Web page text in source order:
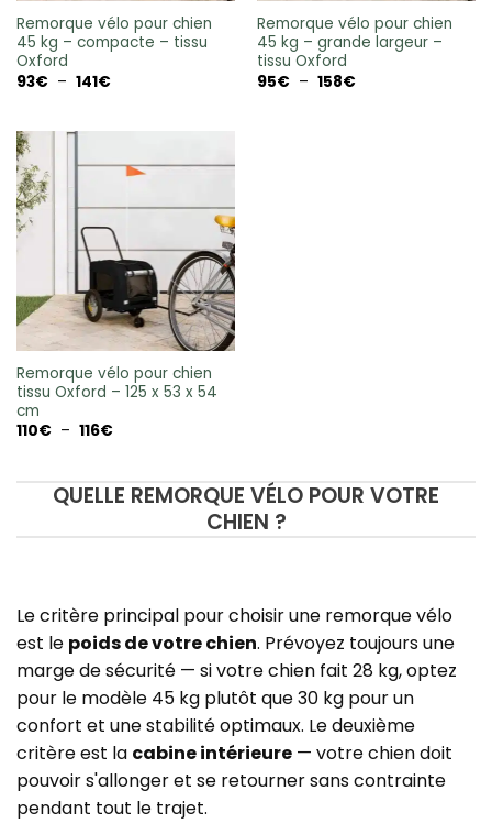
Remorque vélo pour chien
45 kg – compacte – tissu
Oxford
93€ – 141€Plage
Remorque vélo pour chien
45 kg – grande largeur –
tissu Oxford
95€ – 158€Plage
Remorque vélo pour chien
tissu Oxford – 125 x 53 x 54
cm
110€ – 116€Plage
à
116€
QUELLE REMORQUE VÉLO POUR VOTRE
CHIEN ?
Le critère principal pour choisir une remorque vélo
est le poids de votre chien. Prévoyez toujours une
marge de sécurité — si votre chien fait 28 kg, optez
pour le modèle 45 kg plutôt que 30 kg pour un
confort et une stabilité optimaux. Le deuxième
critère est la cabine intérieure — votre chien doit
pouvoir s'allonger et se retourner sans contrainte
pendant tout le trajet.